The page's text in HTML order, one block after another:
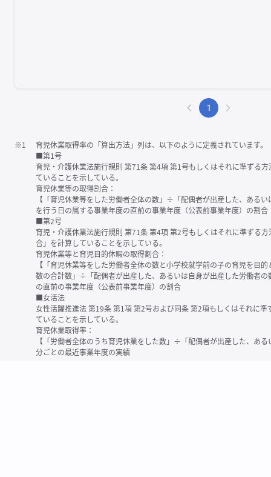
1
※1
育児休業取得率の「算出方法」列は、以下のように定義されています。
■第1号
育児・介護休業法施行規則 第71条 第4項 第1号もしくはそれに準ずる
ていることを示している。
育児休業等の取得割合：
【「育児休業等をした労働者全体の数」÷「配偶者が出産した、ある
を行う日の属する事業年度の直前の事業年度（公表前事業年度）の割合
■第2号
育児・介護休業法施行規則 第71条 第4項 第2号もしくはそれに準ずる
合」を計算していることを示している。
育児休業等と育児目的休暇の取得割合：
【「育児休業等をした労働者全体の数と小学校就学前の子の育児を目
数の合計数」÷「配偶者が出産した、あるいは自身が出産した労働者
の直前の事業年度（公表前事業年度）の割合
■女活法
女性活躍推進法 第19条 第1項 第2号および同条 第2項もしくはそれに
ていることを示している。
育児休業取得率：
【「労働者全体のうち育児休業をした数」÷「配偶者が出産した、あ
分ごとの最近事業年度の実績